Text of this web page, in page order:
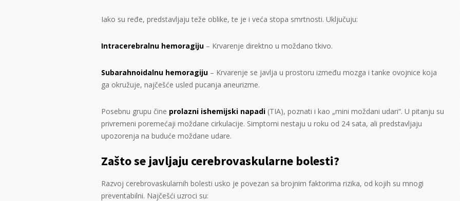
Iako su ređe, predstavljaju teže oblike, te je i veća stopa smrtnosti. Uključuju:
Intracerebralnu hemoragiju – Krvarenje direktno u moždano tkivo.
Subarahnoidalnu hemoragiju – Krvarenje se javlja u prostoru između mozga i tanke ovojnice koja
ga okružuje, najčešće usled pucanja aneurizme.
Posebnu grupu čine prolazni ishemijski napadi (TIA), poznati i kao „mini moždani udari“. U pitanju su
privremeni poremećaji moždane cirkulacije. Simptomi nestaju u roku od 24 sata, ali predstavljaju
upozorenja na buduće moždane udare.
Zašto se javljaju cerebrovaskularne bolesti?
Razvoj cerebrovaskularnih bolesti usko je povezan sa brojnim faktorima rizika, od kojih su mnogi
preventabilni. Najčešći uzroci su: